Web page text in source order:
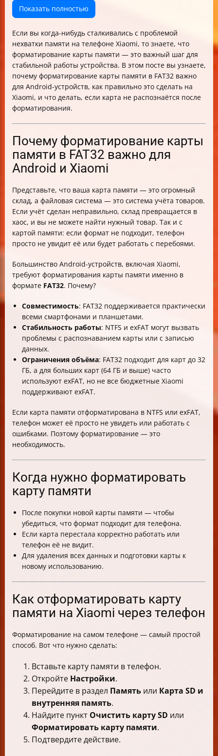
Форматирование карты памяти через компьютер
Что делать, если телефон не видит карту после
Программы для форматирования карты памяти
Советы по выбору адаптера USB-C/USB 3.0 для OTG
Как сохранить данные перед форматированием
Итоговая таблица форматов и их совместимости с
Xiaomi
Заключение
Показать полностью
Если вы когда-нибудь сталкивались с проблемой
нехватки памяти на телефоне Xiaomi, то знаете, что
форматирование карты памяти — это важный шаг для
стабильной работы устройства. В этом посте вы узнаете,
почему форматирование карты памяти в FAT32 важно
для Android-устройств, как правильно это сделать на
Xiaomi, и что делать, если карта не распознаётся после
форматирования.
Почему форматирование карты
памяти в FAT32 важно для
Android и Xiaomi
Представьте, что ваша карта памяти — это огромный
склад, а файловая система — это система учёта товаров.
Если учёт сделан неправильно, склад превращается в
хаос, и вы не можете найти нужный товар. Так и с
картой памяти: если формат не подходит, телефон
просто не увидит её или будет работать с перебоями.
Большинство Android-устройств, включая Xiaomi,
требуют форматирования карты памяти именно в
формате FAT32. Почему?
Совместимость: FAT32 поддерживается практически
всеми смартфонами и планшетами.
Стабильность работы: NTFS и exFAT могут вызвать
проблемы с распознаванием карты или с записью
данных.
Ограничения объёма: FAT32 подходит для карт до 32
ГБ, а для больших карт (64 ГБ и выше) часто
используют exFAT, но не все бюджетные Xiaomi
поддерживают exFAT.
Если карта памяти отформатирована в NTFS или exFAT,
телефон может её просто не увидеть или работать с
ошибками. Поэтому форматирование — это
необходимость.
Когда нужно форматировать
карту памяти
После покупки новой карты памяти — чтобы
убедиться, что формат подходит для телефона.
Если карта перестала корректно работать или
телефон её не видит.
Для удаления всех данных и подготовки карты к
новому использованию.
Как отформатировать карту
памяти на Xiaomi через телефон
Форматирование на самом телефоне — самый простой
способ. Вот что нужно сделать:
Вставьте карту памяти в телефон.
Откройте Настройки.
Перейдите в раздел Память или Карта SD и
внутренняя память.
Найдите пункт Очистить карту SD или
Форматировать карту памяти.
Подтвердите действие.